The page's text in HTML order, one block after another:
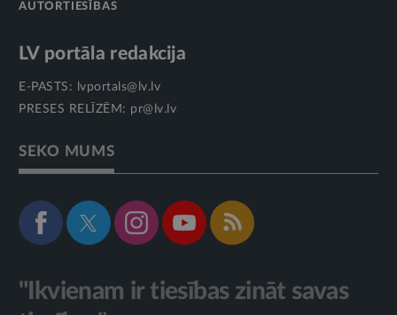
AUTORTIESĪBAS
LV portāla redakcija
E-PASTS:
lvportals@lv.lv
PRESES RELĪZĒM: pr@lv.lv
SEKO MUMS
"Ikvienam ir tiesības zināt savas